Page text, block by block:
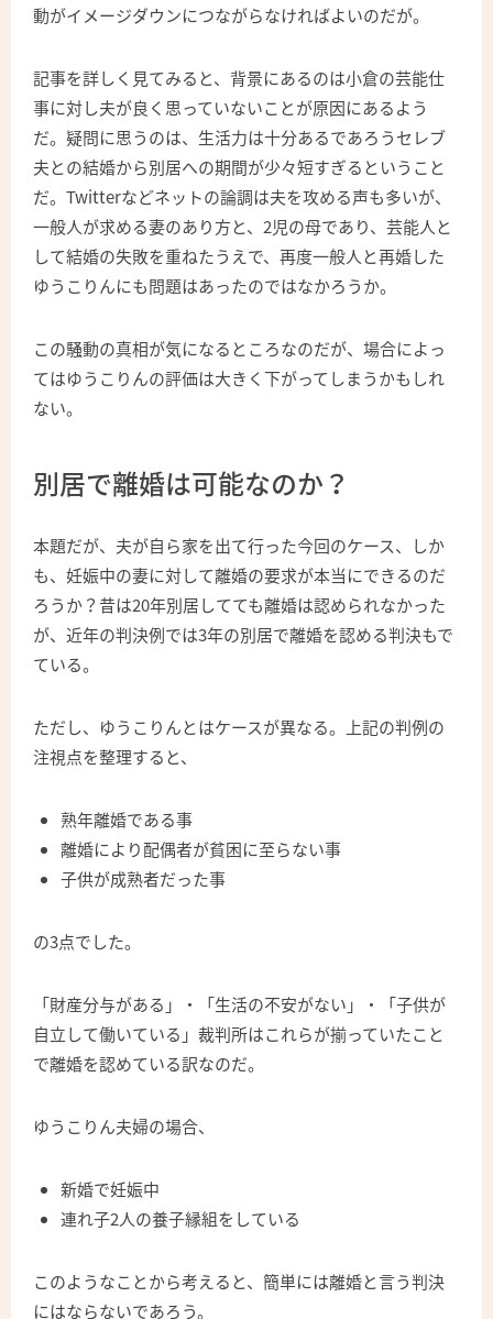
動がイメージダウンにつながらなければよいのだが。
記事を詳しく見てみると、背景にあるのは小倉の芸能仕
事に対し夫が良く思っていないことが原因にあるよう
だ。疑問に思うのは、生活力は十分あるであろうセレブ
夫との結婚から別居への期間が少々短すぎるということ
だ。Twitterなどネットの論調は夫を攻める声も多いが、
一般人が求める妻のあり方と、2児の母であり、芸能人と
して結婚の失敗を重ねたうえで、再度一般人と再婚した
ゆうこりんにも問題はあったのではなかろうか。
この騒動の真相が気になるところなのだが、場合によっ
てはゆうこりんの評価は大きく下がってしまうかもしれ
ない。
別居で離婚は可能なのか？
本題だが、夫が自ら家を出て行った今回のケース、しか
も、妊娠中の妻に対して離婚の要求が本当にできるのだ
ろうか？昔は20年別居してても離婚は認められなかった
が、近年の判決例では3年の別居で離婚を認める判決もで
ている。
ただし、ゆうこりんとはケースが異なる。上記の判例の
注視点を整理すると、
熟年離婚である事
離婚により配偶者が貧困に至らない事
子供が成熟者だった事
の3点でした。
「財産分与がある」・「生活の不安がない」・「子供が
自立して働いている」裁判所はこれらが揃っていたこと
で離婚を認めている訳なのだ。
ゆうこりん夫婦の場合、
新婚で妊娠中
連れ子2人の養子縁組をしている
このようなことから考えると、簡単には離婚と言う判決
にはならないであろう。